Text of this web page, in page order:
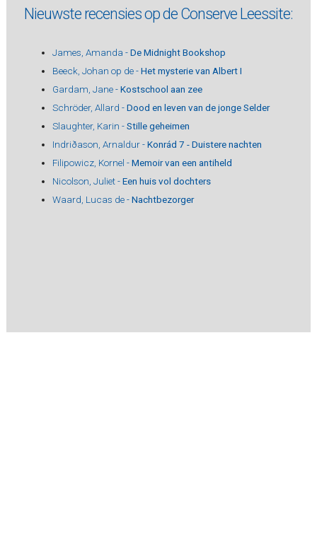
Nieuwste recensies op de Conserve Leessite:
James, Amanda -De Midnight Bookshop
Beeck, Johan op de -Het mysterie van Albert I
Gardam, Jane -Kostschool aan zee
Schröder, Allard -Dood en leven van de jonge Selder
Slaughter, Karin -Stille geheimen
Indriðason, Arnaldur -Konrád 7 - Duistere nachten
Filipowicz, Kornel -Memoir van een antiheld
Nicolson, Juliet -Een huis vol dochters
Waard, Lucas de -Nachtbezorger